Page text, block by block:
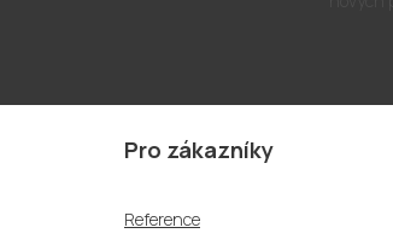
Z
Pro zákazníky
Reference